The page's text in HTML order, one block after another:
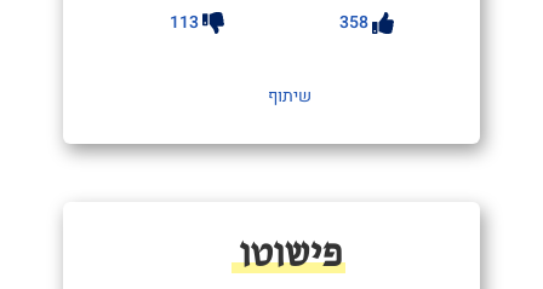
358
113
שיתוף
פישוטו